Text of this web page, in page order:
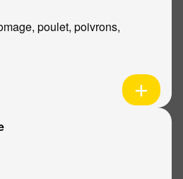
poulet, poivrons,